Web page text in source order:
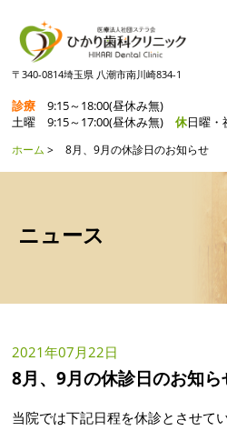
〒340-0814埼玉県 八潮市南川崎834-1
診療 9:15～18:00(昼休み無)
土曜 9:15～17:00(昼休み無)
休日曜・
ホーム > 8月、9月の休診日のお知らせ
ニュース
2021年07月22日
8月、9月の休診日のお知ら
当院では下記日程を休診とさせて